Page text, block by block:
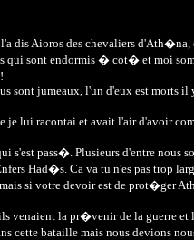
l'a dis Aioros des chevaliers
qui sont endormis � cot� et moi
sont jumeaux, l'un d'eux est morts
je lui racontai et avait l'air d'avoir
s'est pass�. Plusieurs d'entre
Had�s. Ca va tu n'es pas trop
si votre devoir est de prot�ger
venaient la pr�venir de la guerre
cette bataille mais nous devions